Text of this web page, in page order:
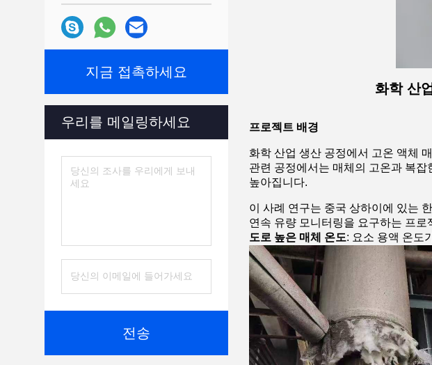
지금 접촉하세요
우리를 메일링하세요
전송
화학 산
프로젝트 배경
화학 산업 생산 공정에서 고온 액체
관련 공정에서는 매체의 고온과 복
높아집니다.
이 사례 연구는 중국 상하이에 있는
연속 유량 모니터링을 요구하는 프로
도로 높은 매체 온도: 요소 용액 온도